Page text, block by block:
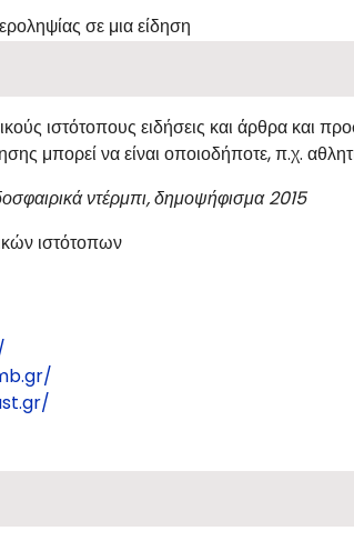
σε μια είδηση
ιστότοπους ειδήσεις και άρθρα και
μπορεί να είναι οποιοδήποτε, π.χ.
ντέρμπι, δημοψήφισμα 2015
ιστότοπων